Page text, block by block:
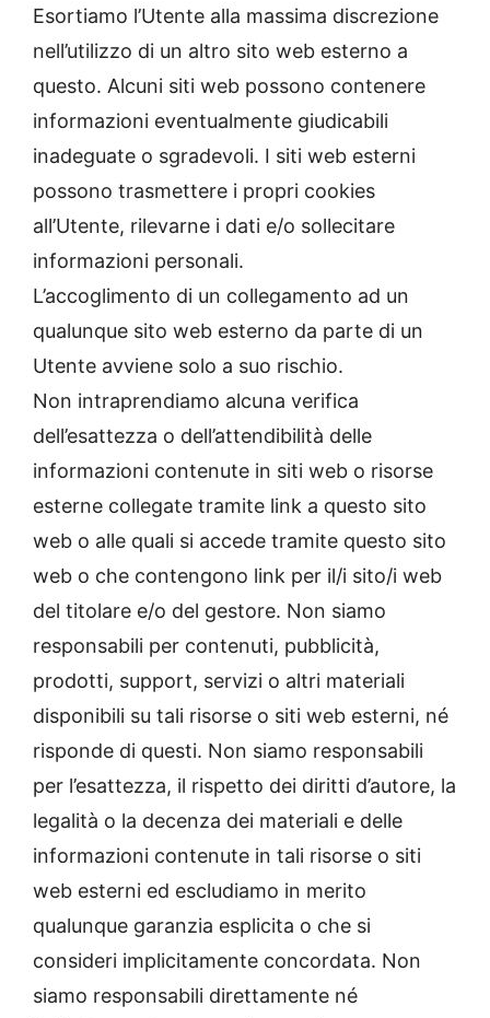
Esortiamo l’Utente alla massima discrezione
nell’utilizzo di un altro sito web esterno a
questo. Alcuni siti web possono contenere
informazioni eventualmente giudicabili
inadeguate o sgradevoli. I siti web esterni
possono trasmettere i propri cookies
all’Utente, rilevarne i dati e/o sollecitare
informazioni personali.
L’accoglimento di un collegamento ad un
qualunque sito web esterno da parte di un
Utente avviene solo a suo rischio.
Non intraprendiamo alcuna verifica
dell’esattezza o dell’attendibilità delle
informazioni contenute in siti web o risorse
esterne collegate tramite link a questo sito
web o alle quali si accede tramite questo sito
web o che contengono link per il/i sito/i web
del titolare e/o del gestore. Non siamo
responsabili per contenuti, pubblicità,
prodotti, support, servizi o altri materiali
disponibili su tali risorse o siti web esterni, né
risponde di questi. Non siamo responsabili
per l’esattezza, il rispetto dei diritti d’autore, la
legalità o la decenza dei materiali e delle
informazioni contenute in tali risorse o siti
web esterni ed escludiamo in merito
qualunque garanzia esplicita o che si
consideri implicitamente concordata. Non
siamo responsabili direttamente né